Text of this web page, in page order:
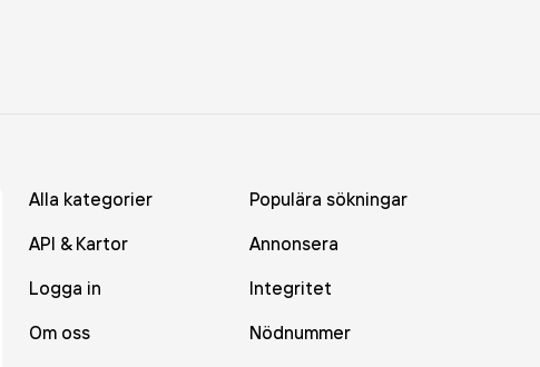
Alla kategorier
Populära sökningar
API & Kartor
Annonsera
Logga in
Integritet
Om oss
Nödnummer